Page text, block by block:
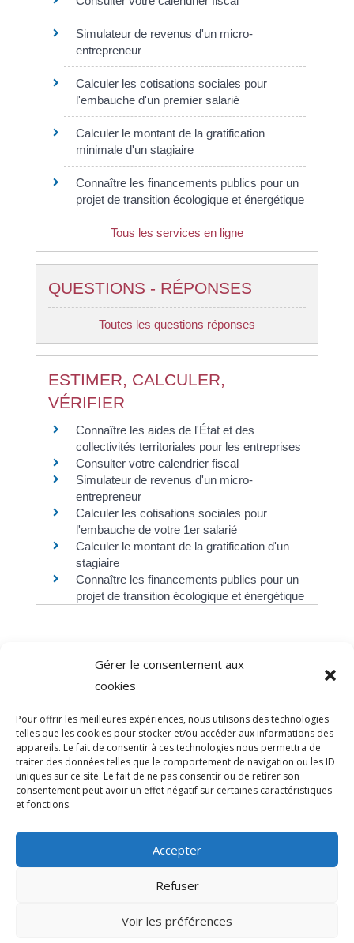
Gérer le consentement aux
cookies
Pour offrir les meilleures expériences, nous utilisons des technologies
telles que les cookies pour stocker et/ou accéder aux informations des
appareils. Le fait de consentir à ces technologies nous permettra de
traiter des données telles que le comportement de navigation ou les ID
uniques sur ce site. Le fait de ne pas consentir ou de retirer son
consentement peut avoir un effet négatif sur certaines caractéristiques
et fonctions.
Accepter
Refuser
Voir les préférences
Simulateur de revenus d'un micro-
entrepreneur
Calculer les cotisations sociales pour
l'embauche d'un premier salarié
Calculer le montant de la gratification
minimale d'un stagiaire
Connaître les financements publics pour un
projet de transition écologique et énergétique
Tous les services en ligne
QUESTIONS - RÉPONSES
Toutes les questions réponses
ESTIMER, CALCULER,
VÉRIFIER
Connaître les aides de l'État et des
collectivités territoriales pour les entreprises
Consulter votre calendrier fiscal
Simulateur de revenus d'un micro-
entrepreneur
Calculer les cotisations sociales pour
l'embauche de votre 1er salarié
Calculer le montant de la gratification d'un
stagiaire
Connaître les financements publics pour un
projet de transition écologique et énergétique
Direction de l'information légale et administrative
comarquage developpé par
© 2026 Mairie de Sainte-Léocadie | Site